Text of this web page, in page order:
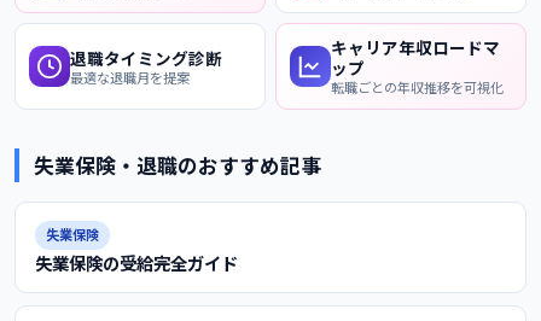
退職タイミング診断
最適な退職月を提案
キャリア年収ロードマ
ップ
転職ごとの年収推移を可視化
失業保険・退職のおすすめ記事
失業保険
失業保険の受給完全ガイド